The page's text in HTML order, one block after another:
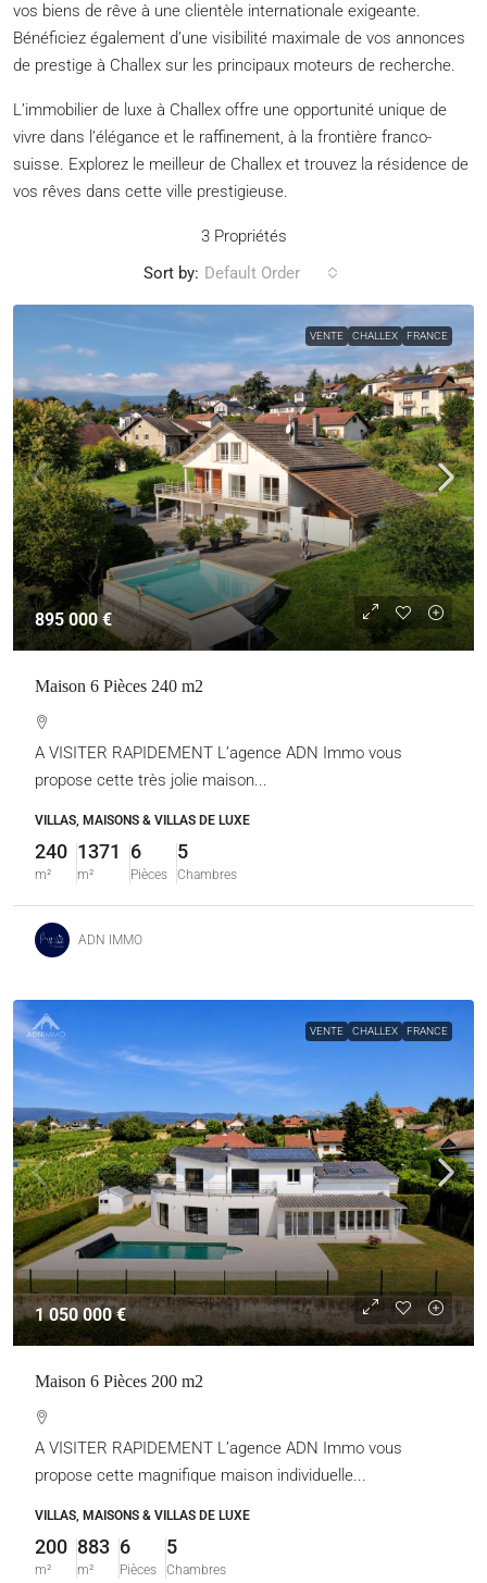
vos biens de rêve à une clientèle internationale exigeante.
Bénéficiez également d’une visibilité maximale de vos annonces
de prestige à Challex sur les principaux moteurs de recherche.
L’immobilier de luxe à Challex offre une opportunité unique de
vivre dans l’élégance et le raffinement, à la frontière franco-
suisse. Explorez le meilleur de Challex et trouvez la résidence de
vos rêves dans cette ville prestigieuse.
3 Propriétés
Sort by: Default Order
VENTE CHALLEX FRANCE
895 000 €
Maison 6 Pièces 240 m2
A VISITER RAPIDEMENT L’agence ADN Immo vous
propose cette très jolie maison...
VILLAS, MAISONS & VILLAS DE LUXE
240
m²
1371
m²
6
Pièces
5
Chambres
ADN IMMO
VENTE CHALLEX FRANCE
1 050 000 €
Maison 6 Pièces 200 m2
A VISITER RAPIDEMENT L’agence ADN Immo vous
propose cette magnifique maison individuelle...
VILLAS, MAISONS & VILLAS DE LUXE
200
m²
883
m²
6
Pièces
5
Chambres